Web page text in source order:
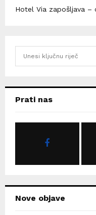
Hotel Via zapošljava –
hPrati nas
Nove objave